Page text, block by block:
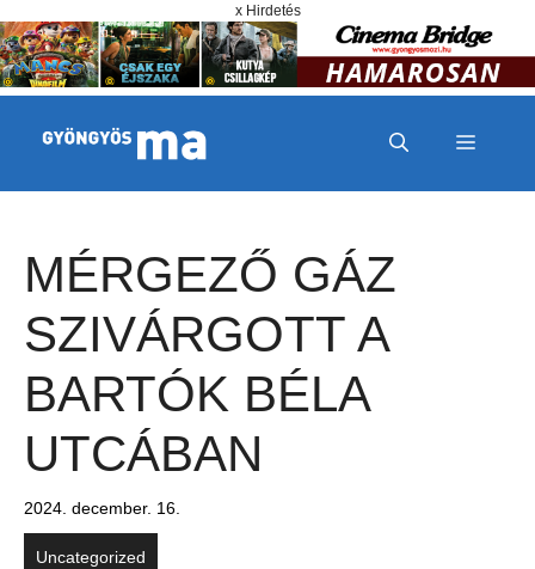
x Hirdetés
MENÜ
MÉRGEZŐ GÁZ
SZIVÁRGOTT A
BARTÓK BÉLA
UTCÁBAN
2024. december. 16.
Uncategorized